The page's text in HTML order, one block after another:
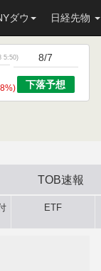
ダウ 日経先物
5:50) 8/7
下落予想
TOB速報
ETF